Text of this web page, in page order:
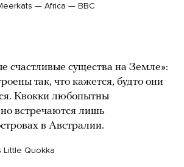
— Africa — BBC
счастливые существа на Земле»:
так, что кажется, будто они
Квокки любопытны
встречаются лишь
в Австралии.
Little Quokka